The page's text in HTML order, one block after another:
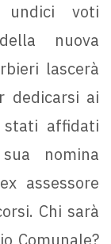
undici voti
nuova
lascerà
dedicarsi ai
affidati
nomina
assessore
Chi sarà